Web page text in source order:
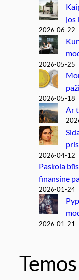
jos
2026-06-22
2026-05-25
2026-05-18
Ar
2026-04-12
Paskola
finansine
2026-01-24
2026-01-21
Temos